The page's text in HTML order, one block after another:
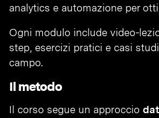
analytics e automazione per
Ogni modulo include video-
step, esercizi pratici e casi
campo.
Il metodo
Il corso segue un approccio